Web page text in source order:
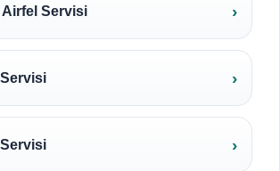
Airfel Servisi
Servisi